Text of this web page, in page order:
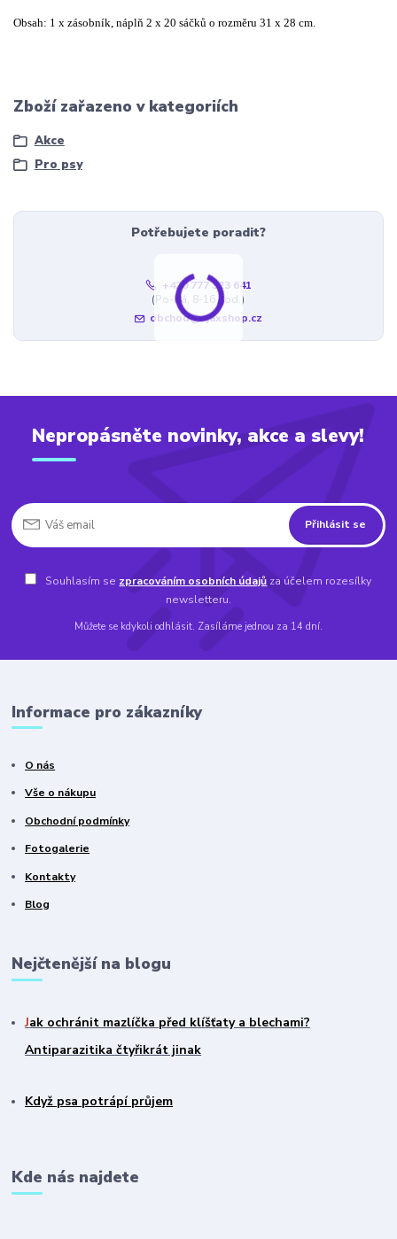
Obsah: 1 x zásobník, náplň 2 x 20 sáčků o rozměru 31 x 28 cm.
Zboží zařazeno v kategoriích
Akce
Pro psy
Potřebujete poradit?
+420 777 323 641
(Po-Pá, 8-16 hod.)
obchod@ajaxshop.cz
Nepropásněte novinky, akce a slevy!
Přihlásit se
Souhlasím se zpracováním osobních údajů za účelem rozesílky
newsletteru.
Můžete se kdykoli odhlásit. Zasíláme jednou za 14 dní.
Informace pro zákazníky
O nás
Vše o nákupu
Obchodní podmínky
Fotogalerie
Kontakty
Blog
Nejčtenější na blogu
Jak ochránit mazlíčka před klíšťaty a blechami?
Antiparazitika čtyřikrát jinak
Když psa potrápí průjem
Kde nás najdete